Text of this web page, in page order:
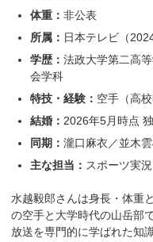
体重：非公表
所属： 日本テレビ（
学歴：法政大学第二高
会学科
特技・経験： 空手（高
結婚： 2026年5月時点
同期：瀧口麻衣／並木
主な担当： スポーツ実
水越毅郎さんは身長・体重
の空手と大学時代の山岳部
放送を専門的に学ばれた知